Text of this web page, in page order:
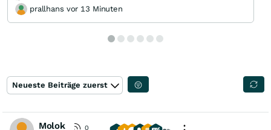
prallhans vor 13 Minuten
Neueste Beiträge zuerst
Molok
0